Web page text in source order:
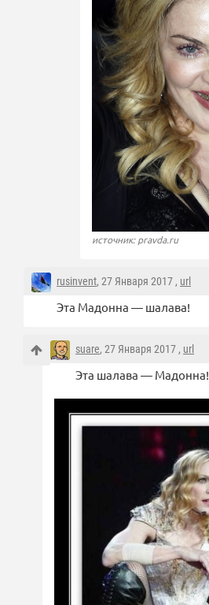
источник: pravda.ru
rusinvent, 27 Января 2017 , url
Эта Мадонна — шалава!
suare, 27 Января 2017 , url
Эта шалава — Мадонна!